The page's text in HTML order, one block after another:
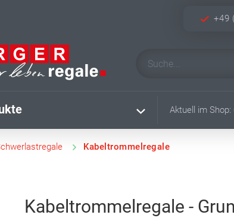
+49
Aktuell im Shop:
Kabeltrommelregale
Kabeltrommelregale -